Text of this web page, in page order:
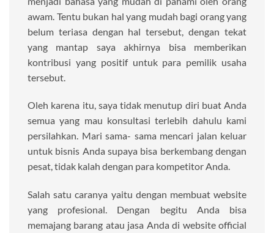
awam. Tentu bukan hal yang mudah bagi orang yang
belum teriasa dengan hal tersebut, dengan tekat
yang mantap saya akhirnya bisa memberikan
kontribusi yang positif untuk para pemilik usaha
tersebut.
Oleh karena itu, saya tidak menutup diri buat Anda
semua yang mau konsultasi terlebih dahulu kami
persilahkan. Mari sama- sama mencari jalan keluar
untuk bisnis Anda supaya bisa berkembang dengan
pesat, tidak kalah dengan para kompetitor Anda.
Salah satu caranya yaitu dengan membuat website
yang profesional. Dengan begitu Anda bisa
memajang barang atau jasa Anda di website official